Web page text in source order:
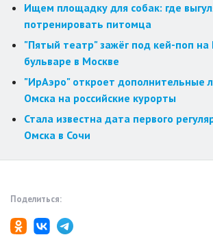
Ищем площадку для собак: где
потренировать питомца
"Пятый театр" зажёг под кей-поп на
бульваре в Москве
"ИрАэро" откроет дополнительные
Омска на российские курорты
Стала известна дата первого
Омска в Сочи
Поделиться: